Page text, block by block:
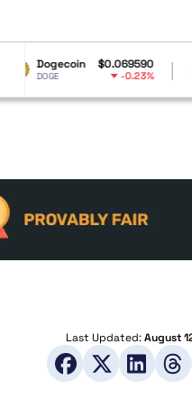
$0.069590
-0.23%
Ethereum
ETH
Last Updated:August